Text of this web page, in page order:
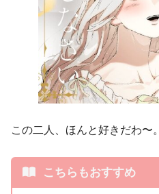
この二人、ほんと好きだわ〜。
こちらもおすすめ